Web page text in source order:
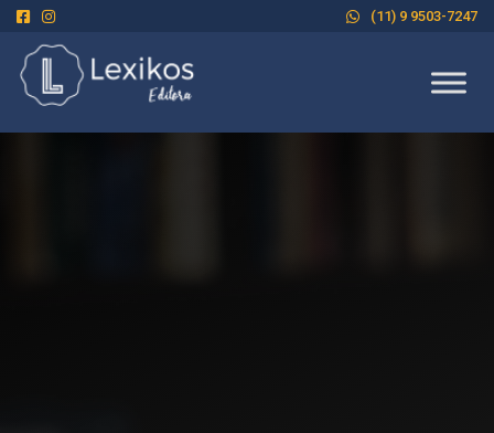
(11) 9 9503-7247